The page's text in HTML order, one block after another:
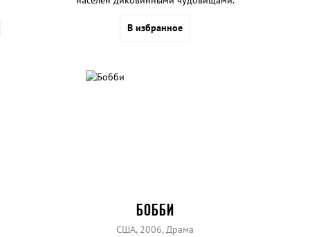
В избранное
БОББИ
США, 2006, Драма